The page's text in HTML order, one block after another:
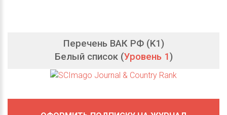
Перечень ВАК РФ (K1)
Белый список (Уровень 1)